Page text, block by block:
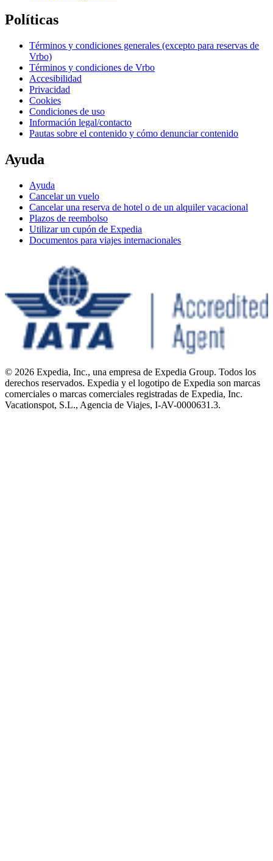
Políticas
Términos y condiciones generales (excepto para reservas de
Vrbo)
Términos y condiciones de Vrbo
Accesibilidad
Privacidad
Cookies
Condiciones de uso
Información legal/contacto
Pautas sobre el contenido y cómo denunciar contenido
Ayuda
Ayuda
Cancelar un vuelo
Cancelar una reserva de hotel o de un alquiler vacacional
Plazos de reembolso
Utilizar un cupón de Expedia
Documentos para viajes internacionales
© 2026 Expedia, Inc., una empresa de Expedia Group. Todos los
derechos reservados. Expedia y el logotipo de Expedia son marcas
comerciales o marcas comerciales registradas de Expedia, Inc.
Vacationspot, S.L., Agencia de Viajes, I-AV-0000631.3.